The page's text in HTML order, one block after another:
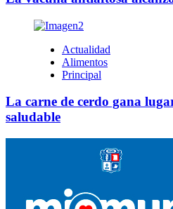
Actualidad
Alimentos
Principal
La carne de cerdo gana
saludable